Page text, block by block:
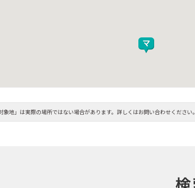
地」は実際の場所ではない場合があります。詳しくはお問い合わせください。